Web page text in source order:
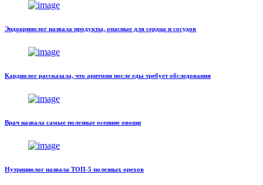
Эндокринолог назвала продукты, опасные для сердца и сосудов
Кардиолог рассказала, что аритмия после еды требует обследования
Врач назвала самые полезные осенние овощи
Нутрициолог назвала ТОП-5 полезных орехов